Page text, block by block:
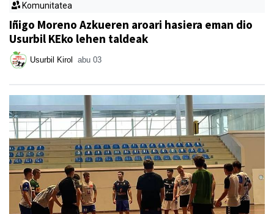
Komunitatea
Iñigo Moreno Azkueren aroari hasiera eman dio
Usurbil KEko lehen taldeak
Usurbil Kirol abu 03